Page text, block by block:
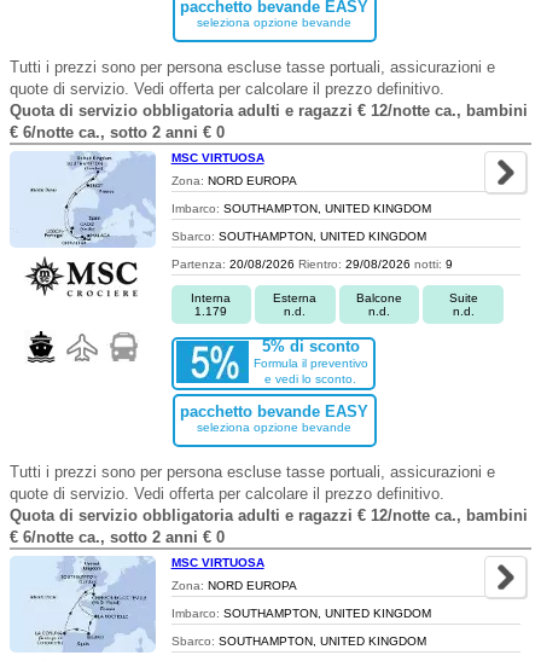
pacchetto bevande EASY
seleziona opzione bevande
Tutti i prezzi sono per persona escluse tasse portuali, assicurazioni e
quote di servizio. Vedi offerta per calcolare il prezzo definitivo.
Quota di servizio obbligatoria adulti e ragazzi € 12/notte ca., bambini
€ 6/notte ca., sotto 2 anni € 0
MSC VIRTUOSA
Zona: NORD EUROPA
Imbarco: SOUTHAMPTON, UNITED KINGDOM
Sbarco: SOUTHAMPTON, UNITED KINGDOM
Partenza: 20/08/2026 Rientro: 29/08/2026 notti: 9
Interna
1.179
Esterna
n.d.
Balcone
n.d.
Suite
n.d.
5% di sconto
Formula il preventivo
e vedi lo sconto.
pacchetto bevande EASY
seleziona opzione bevande
Tutti i prezzi sono per persona escluse tasse portuali, assicurazioni e
quote di servizio. Vedi offerta per calcolare il prezzo definitivo.
Quota di servizio obbligatoria adulti e ragazzi € 12/notte ca., bambini
€ 6/notte ca., sotto 2 anni € 0
MSC VIRTUOSA
Zona: NORD EUROPA
Imbarco: SOUTHAMPTON, UNITED KINGDOM
Sbarco: SOUTHAMPTON, UNITED KINGDOM